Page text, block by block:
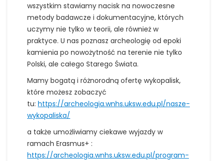
wszystkim stawiamy nacisk na nowoczesne
metody badawcze i dokumentacyjne, których
uczymy nie tylko w teorii, ale również w
praktyce. U nas poznasz archeologię od epoki
kamienia po nowożytność na terenie nie tylko
Polski, ale całego Starego Świata.
Mamy bogatą i różnorodną ofertę wykopalisk,
które możesz zobaczyć
tu: https://archeologia.wnhs.uksw.edu.pl/nasze-
wykopaliska/
a także umożliwiamy ciekawe wyjazdy w
ramach Erasmus+ :
https://archeologia.wnhs.uksw.edu.pl/program-